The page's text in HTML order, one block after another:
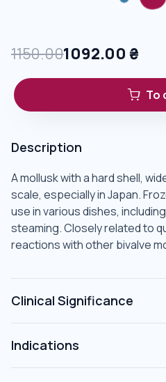
1150.001092.00 ₴
To
Description
A mollusk with a hard shell,
scale, especially in Japan.
use in various dishes,
steaming. Closely related to
reactions with other bivalve
Clinical Significance
Indications